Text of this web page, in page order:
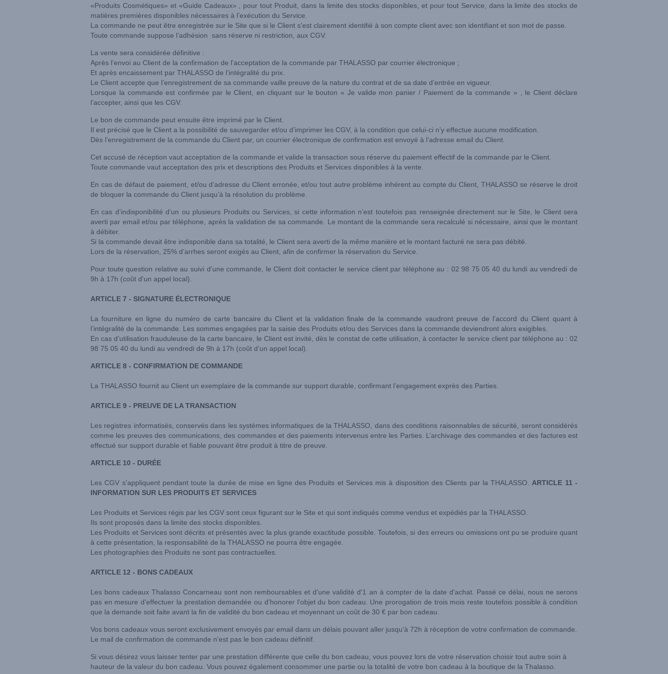
«Produits Cosmétiques» et «Guide Cadeaux» , pour tout Produit, dans la limite des stocks disponibles, et pour tout Service, dans la limite des stocks de
matières premières disponibles nécessaires à l’exécution du Service.
La commande ne peut être enregistrée sur le Site que si le Client s'est clairement identifié à son compte client avec son identifiant et son mot de passe.
Toute commande suppose l’adhésion sans réserve ni restriction, aux CGV.
La vente sera considérée définitive :
Après l’envoi au Client de la confirmation de l’acceptation de la commande par THALASSO par courrier électronique ;
Et après encaissement par THALASSO de l’intégralité du prix.
Le Client accepte que l’enregistrement de sa commande vaille preuve de la nature du contrat et de sa date d’entrée en vigueur.
Lorsque la commande est confirmée par le Client, en cliquant sur le bouton « Je valide mon panier / Paiement de la commande » , le Client déclare
l’accepter, ainsi que les CGV.
Le bon de commande peut ensuite être imprimé par le Client.
Il est précisé que le Client a la possibilité de sauvegarder et/ou d’imprimer les CGV, à la condition que celui-ci n’y effectue aucune modification.
Dès l’enregistrement de la commande du Client par, un courrier électronique de confirmation est envoyé à l’adresse email du Client.
Cet accusé de réception vaut acceptation de la commande et valide la transaction sous réserve du paiement effectif de la commande par le Client.
Toute commande vaut acceptation des prix et descriptions des Produits et Services disponibles à la vente.
En cas de défaut de paiement, et/ou d’adresse du Client erronée, et/ou tout autre problème inhérent au compte du Client, THALASSO se réserve le droit
de bloquer la commande du Client jusqu’à la résolution du problème.
En cas d’indisponibilité d’un ou plusieurs Produits ou Services, si cette information n’est toutefois pas renseignée directement sur le Site, le Client sera
averti par email et/ou par téléphone, après la validation de sa commande. Le montant de la commande sera recalculé si nécessaire, ainsi que le montant
à débiter.
Si la commande devait être indisponible dans sa totalité, le Client sera averti de la même manière et le montant facturé ne sera pas débité.
Lors de la réservation, 25% d’arrhes seront exigés au Client, afin de confirmer la réservation du Service.
Pour toute question relative au suivi d'une commande, le Client doit contacter le service client par téléphone au : 02 98 75 05 40 du lundi au vendredi de
9h à 17h (coût d'un appel local).
ARTICLE 7 - SIGNATURE ÉLECTRONIQUE
La fourniture en ligne du numéro de carte bancaire du Client et la validation finale de la commande vaudront preuve de l’accord du Client quant à
l’intégralité de la commande. Les sommes engagées par la saisie des Produits et/ou des Services dans la commande deviendront alors exigibles.
En cas d’utilisation frauduleuse de la carte bancaire, le Client est invité, dès le constat de cette utilisation, à contacter le service client par téléphone au : 02
98 75 05 40 du lundi au vendredi de 9h à 17h (coût d’un appel local).
ARTICLE 8 - CONFIRMATION DE COMMANDE
La THALASSO fournit au Client un exemplaire de la commande sur support durable, confirmant l’engagement exprès des Parties.
ARTICLE 9 - PREUVE DE LA TRANSACTION
Les registres informatisés, conservés dans les systèmes informatiques de la THALASSO, dans des conditions raisonnables de sécurité, seront considérés
comme les preuves des communications, des commandes et des paiements intervenus entre les Parties. L’archivage des commandes et des factures est
effectué sur support durable et fiable pouvant être produit à titre de preuve.
ARTICLE 10 - DURÉE
Les CGV s'appliquent pendant toute la durée de mise en ligne des Produits et Services mis à disposition des Clients par la THALASSO. ARTICLE 11 -
INFORMATION SUR LES PRODUITS ET SERVICES
Les Produits et Services régis par les CGV sont ceux figurant sur le Site et qui sont indiqués comme vendus et expédiés par la THALASSO.
Ils sont proposés dans la limite des stocks disponibles.
Les Produits et Services sont décrits et présentés avec la plus grande exactitude possible. Toutefois, si des erreurs ou omissions ont pu se produire quant
à cette présentation, la responsabilité de la THALASSO ne pourra être engagée.
Les photographies des Produits ne sont pas contractuelles.
ARTICLE 12 - BONS CADEAUX
Les bons cadeaux Thalasso Concarneau sont non remboursables et d'une validité d'1 an à compter de la date d'achat. Passé ce délai, nous ne serons
pas en mesure d'effectuer la prestation demandée ou d'honorer l'objet du bon cadeau. Une prorogation de trois mois reste toutefois possible à condition
que la demande soit faite avant la fin de validité du bon cadeau et moyennant un coût de 30 € par bon cadeau.
Vos bons cadeaux vous seront exclusivement envoyés par email dans un délais pouvant aller jusqu'à 72h à réception de votre confirmation de commande.
Le mail de confirmation de commande n'est pas le bon cadeau définitif.
Si vous désirez vous laisser tenter par une prestation différente que celle du bon cadeau, vous pouvez lors de votre réservation choisir tout autre soin à
hauteur de la valeur du bon cadeau. Vous pouvez également consommer une partie ou la totalité de votre bon cadeau à la boutique de la Thalasso.